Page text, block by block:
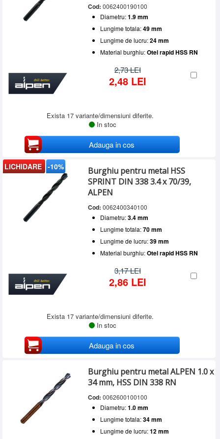
Cod: 0062400190100
Diametru:1.9 mm
Lungime totala:49 mm
Lungime de lucru:24 mm
Material burghiu:Otel rapid HSS RN
2,73 LEI
2,48 LEI
Exista 17 variante/dimensiuni diferite.
In stoc
Adauga in cos
LICHIDARE -10%
Burghiu pentru metal HSS
SPRINT DIN 338 3.4 x 70/39,
ALPEN
Cod: 0062400340100
Diametru:3.4 mm
Lungime totala:70 mm
Lungime de lucru:39 mm
Material burghiu:Otel rapid HSS RN
3,17 LEI
2,86 LEI
Exista 17 variante/dimensiuni diferite.
In stoc
Adauga in cos
Burghiu pentru metal ALPEN 1.0 x
34 mm, HSS DIN 338 RN
Cod: 0062600100100
Diametru:1.0 mm
Lungime totala:34 mm
Lungime de lucru:12 mm